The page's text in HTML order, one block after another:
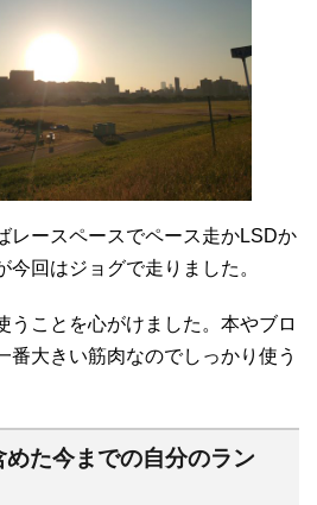
レースペースでペース走かLSDか
今回はジョグで走りました。
うことを心がけました。本やブロ
番大きい筋肉なのでしっかり使う
た今までの自分のラン